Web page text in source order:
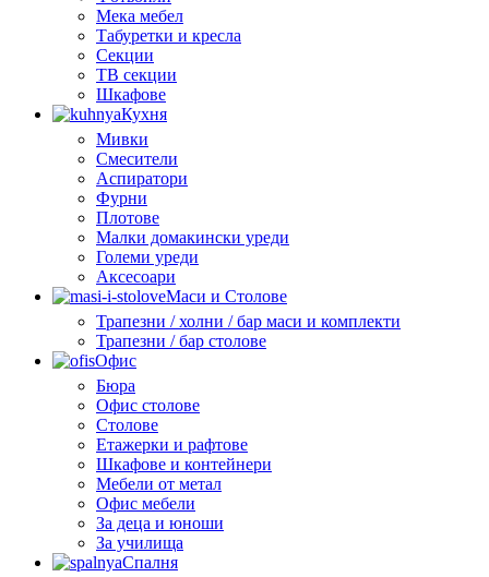
Мека мебел
Табуретки и кресла
Секции
ТВ секции
Шкафове
Кухня
Мивки
Смесители
Аспиратори
Фурни
Плотове
Малки домакински уреди
Големи уреди
Аксесоари
Маси и Столове
Трапезни / холни / бар маси и комплекти
Трапезни / бар столове
Офис
Бюра
Офис столове
Столове
Етажерки и рафтове
Шкафове и контейнери
Мебели от метал
Офис мебели
За деца и юноши
За училища
Спалня